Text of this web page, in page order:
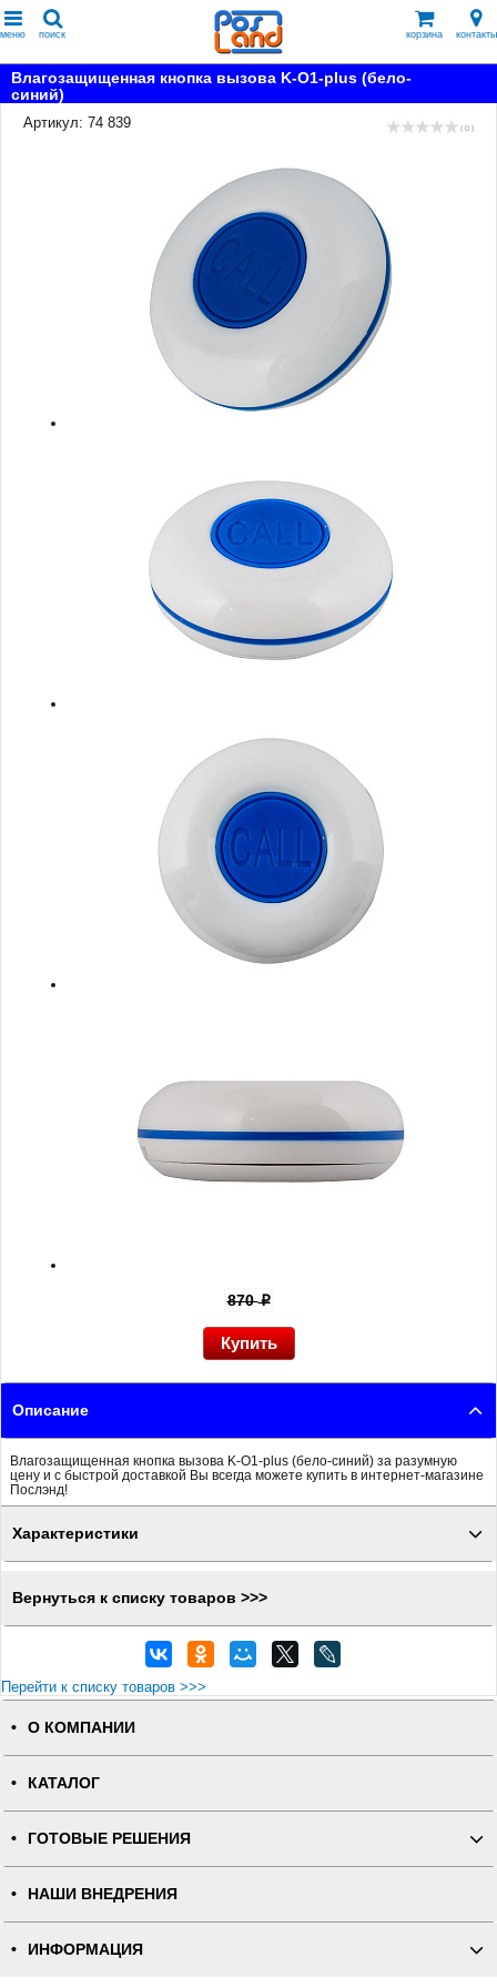
меню поиск корзина контакты
Влагозащищенная кнопка вызова K-O1-plus (бело-
синий)
Артикул: 74 839
( 0 )
870p
Описание
Влагозащищенная кнопка вызова K-O1-plus (бело-синий) за разумную
цену и с быстрой доставкой Вы всегда можете купить в интернет-магазине
Послэнд!
Характеристики
Вернуться к списку товаров >>>
Перейти к списку товаров >>>
О КОМПАНИИ
КАТАЛОГ
ГОТОВЫЕ РЕШЕНИЯ
НАШИ ВНЕДРЕНИЯ
ИНФОРМАЦИЯ